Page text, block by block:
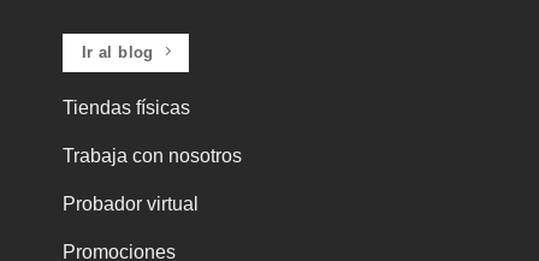
Ir al blog
Tiendas físicas
Trabaja con nosotros
Probador virtual
Promociones